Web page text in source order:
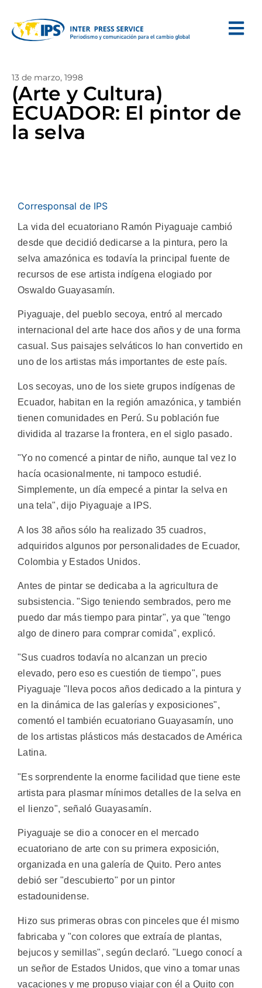
13 de marzo, 1998
(Arte y Cultura)
ECUADOR: El pintor de
la selva
Corresponsal de IPS
La vida del ecuatoriano Ramón Piyaguaje cambió
desde que decidió dedicarse a la pintura, pero la
selva amazónica es todavía la principal fuente de
recursos de ese artista indígena elogiado por
Oswaldo Guayasamín.
Piyaguaje, del pueblo secoya, entró al mercado
internacional del arte hace dos años y de una forma
casual. Sus paisajes selváticos lo han convertido en
uno de los artistas más importantes de este país.
Los secoyas, uno de los siete grupos indígenas de
Ecuador, habitan en la región amazónica, y también
tienen comunidades en Perú. Su población fue
dividida al trazarse la frontera, en el siglo pasado.
"Yo no comencé a pintar de niño, aunque tal vez lo
hacía ocasionalmente, ni tampoco estudié.
Simplemente, un día empecé a pintar la selva en
una tela", dijo Piyaguaje a IPS.
A los 38 años sólo ha realizado 35 cuadros,
adquiridos algunos por personalidades de Ecuador,
Colombia y Estados Unidos.
Antes de pintar se dedicaba a la agricultura de
subsistencia. "Sigo teniendo sembrados, pero me
puedo dar más tiempo para pintar", ya que "tengo
algo de dinero para comprar comida", explicó.
"Sus cuadros todavía no alcanzan un precio
elevado, pero eso es cuestión de tiempo", pues
Piyaguaje "lleva pocos años dedicado a la pintura y
en la dinámica de las galerías y exposiciones",
comentó el también ecuatoriano Guayasamín, uno
de los artistas plásticos más destacados de América
Latina.
"Es sorprendente la enorme facilidad que tiene este
artista para plasmar mínimos detalles de la selva en
el lienzo", señaló Guayasamín.
Piyaguaje se dio a conocer en el mercado
ecuatoriano de arte con su primera exposición,
organizada en una galería de Quito. Pero antes
debió ser "descubierto" por un pintor
estadounidense.
Hizo sus primeras obras con pinceles que él mismo
fabricaba y "con colores que extraía de plantas,
bejucos y semillas", según declaró. "Luego conocí a
un señor de Estados Unidos, que vino a tomar unas
vacaciones y me propuso viajar con él a Quito con